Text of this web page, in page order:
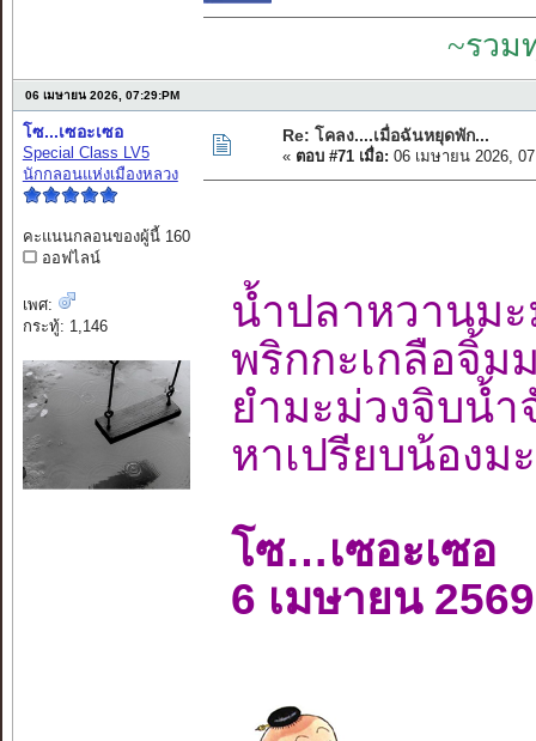
~รวม
06 เมษายน 2026, 07:29:PM
โซ...เซอะเซอ
Special Class LV5
นักกลอนแห่งเมืองหลวง
คะแนนกลอนของผู้นี้ 160
ออฟไลน์
เพศ:
กระทู้: 1,146
Re: โคลง....เมื่อฉันหยุดพัก...
« ตอบ #71 เมื่อ: 06 เมษายน 2026,
น้ำปลาหวานม
พริกกะเกลือจิ้
ยำมะม่วงจิบ
หาเปรียบน้อง
โซ…เซอะเซอ
6 เมษายน 2569